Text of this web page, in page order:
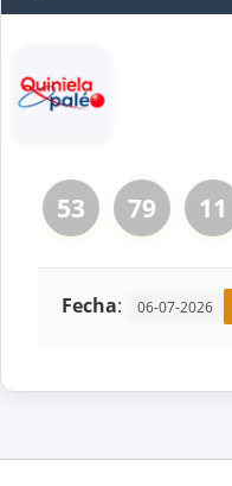
53 79 11
Fecha: 06-07-2026